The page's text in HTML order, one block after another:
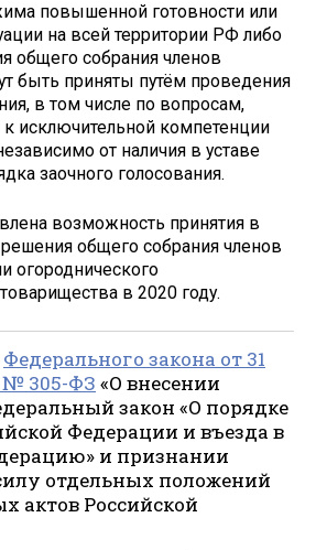
повышенной готовности или
на всей территории РФ либо
общего собрания членов
быть приняты путём проведения
в том числе по вопросам,
к исключительной компетенции
от наличия в уставе
заочного голосования.
возможность принятия в
общего собрания членов
огороднического
в 2020 году.
Федерального закона от 31
№ 305-ФЗ «О внесении
закон «О порядке
Федерации и въезда в
и признании
отдельных положений
актов Российской